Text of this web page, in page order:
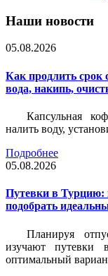
Наши новости
05.08.2026
Как продлить
вода, накипь,
Капсульная
налить воду,
Подробнее
05.08.2026
Путевки в
подобрать
Планируя
изучают
оптимальный